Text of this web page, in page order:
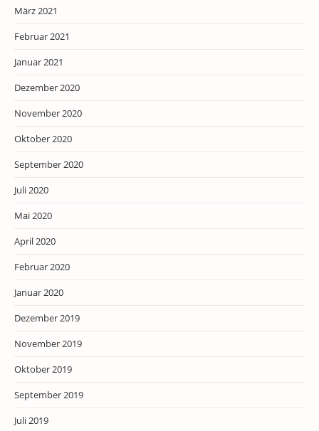
März 2021
Februar 2021
Januar 2021
Dezember 2020
November 2020
Oktober 2020
September 2020
Juli 2020
Mai 2020
April 2020
Februar 2020
Januar 2020
Dezember 2019
November 2019
Oktober 2019
September 2019
Juli 2019